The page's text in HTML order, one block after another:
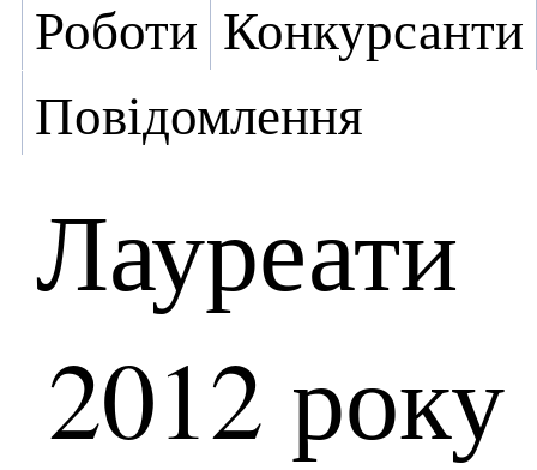
Роботи Конкурсанти
Повідомлення
Лауреати
2012 року